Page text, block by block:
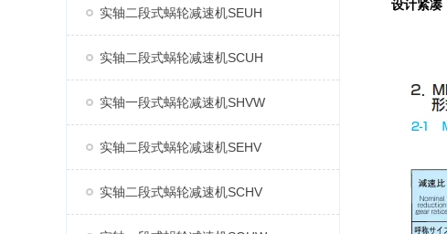
实轴二段式蜗轮减速机SEUH
实轴二段式蜗轮减速机SCUH
实轴一段式蜗轮减速机SHVW
实轴二段式蜗轮减速机SEHV
实轴二段式蜗轮减速机SCHV
设计紧凑